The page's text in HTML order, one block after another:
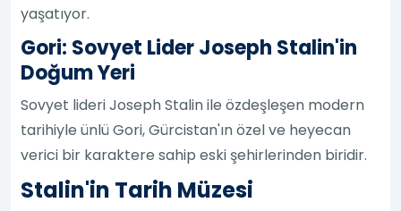
yaşatıyor.
Gori: Sovyet Lider Joseph Stalin'in
Doğum Yeri
Sovyet lideri Joseph Stalin ile özdeşleşen modern
tarihiyle ünlü Gori, Gürcistan'ın özel ve heyecan
verici bir karaktere sahip eski şehirlerinden biridir.
Stalin'in Tarih Müzesi